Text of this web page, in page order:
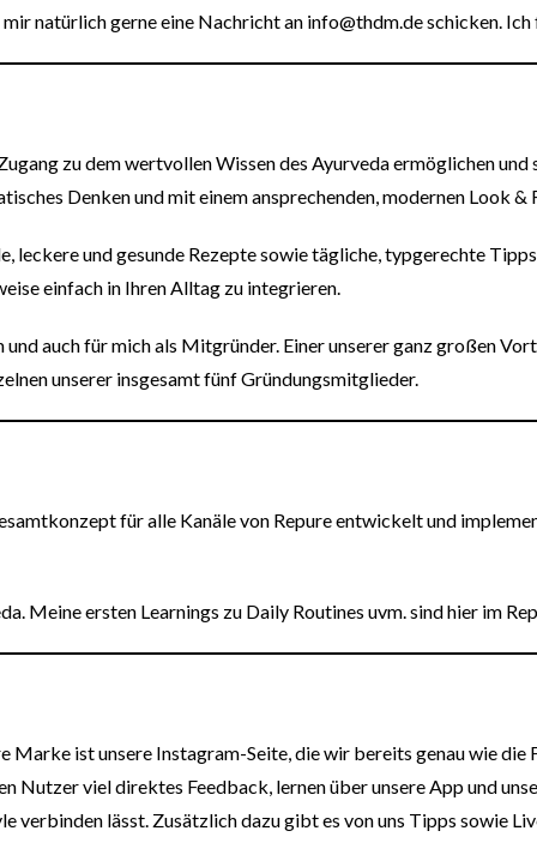
natürlich gerne eine Nachricht an info@thdm.de schicken.
zu dem wertvollen Wissen des Ayurveda ermöglichen
Denken und mit einem ansprechenden, modernen Look &
und gesunde Rezepte sowie tägliche, typgerechte
einfach in Ihren Alltag zu integrieren.
auch für mich als Mitgründer. Einer unserer ganz großen
unserer insgesamt fünf Gründungsmitglieder.
für alle Kanäle von Repure entwickelt und
Meine ersten Learnings zu Daily Routines uvm. sind hier im
Marke ist unsere Instagram-Seite, die wir bereits genau wie
Nutzer viel direktes Feedback, lernen über unsere App und
verbinden lässt. Zusätzlich dazu gibt es von uns Tipps sowie